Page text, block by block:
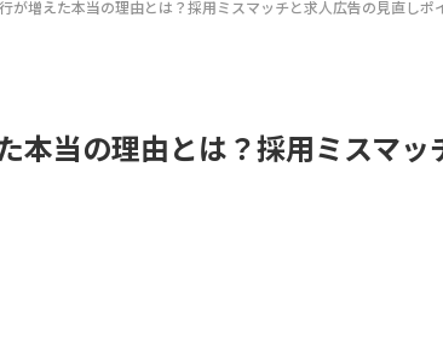
が増えた本当の理由とは？採用ミスマッチと求人広告の見直しポ
本当の理由とは？採用ミスマ